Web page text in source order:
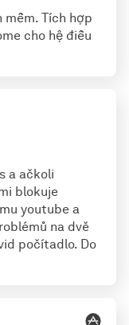
mềm. Tích hợp
cho hệ điều
a ačkoli
blokuje
youtube a
na dvě
počítadlo. Do